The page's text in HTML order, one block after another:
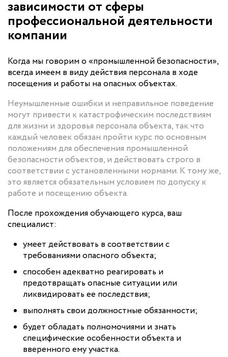
зависимости от сферы
профессиональной деятельности
компании
Когда мы говорим о «промышленной безопасности»,
всегда имеем в виду действия персонала в ходе
посещения и работы на опасных объектах.
Неумышленные ошибки и неправильное поведение
могут привести к катастрофическим последствиям
для жизни и здоровья персонала объекта, так что
каждый человек обязан пройти курс по основным
положениям для обеспечения промышленной
безопасности объектов, и действовать строго в
соответствии с установленными нормами. К тому же,
это является обязательным условием по допуску к
работе и посещению объекта.
После прохождения обучающего курса, ваш
специалист:
умеет действовать в соответствии с
требованиями опасного объекта;
способен адекватно реагировать и
предотвращать опасные ситуации или
ликвидировать ее последствия;
выполнять свои должностные обязанности;
будет обладать полномочиями и знать
специфические особенности объекта и
вверенного ему участка.